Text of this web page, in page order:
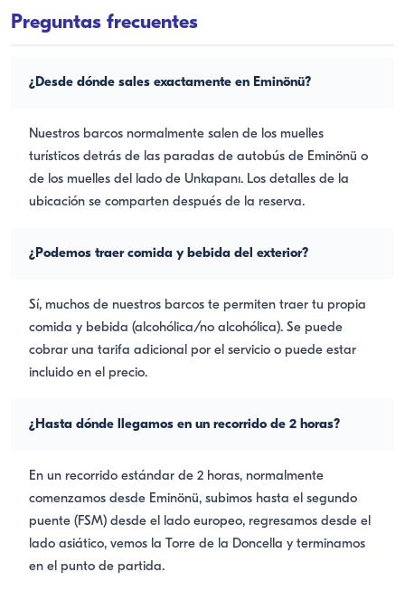
Preguntas frecuentes
¿Desde dónde sales exactamente en Eminönü?
Nuestros barcos normalmente salen de los muelles
turísticos detrás de las paradas de autobús de Eminönü o
de los muelles del lado de Unkapanı. Los detalles de la
ubicación se comparten después de la reserva.
¿Podemos traer comida y bebida del exterior?
Sí, muchos de nuestros barcos te permiten traer tu propia
comida y bebida (alcohólica/no alcohólica). Se puede
cobrar una tarifa adicional por el servicio o puede estar
incluido en el precio.
¿Hasta dónde llegamos en un recorrido de 2 horas?
En un recorrido estándar de 2 horas, normalmente
comenzamos desde Eminönü, subimos hasta el segundo
puente (FSM) desde el lado europeo, regresamos desde el
lado asiático, vemos la Torre de la Doncella y terminamos
en el punto de partida.